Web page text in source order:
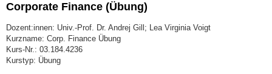
Corporate Finance (Übung)
Dozent:innen: Univ.-Prof. Dr. Andrej Gill; Lea Virginia Voigt
Kurzname: Corp. Finance Übung
Kurs-Nr.: 03.184.4236
Kurstyp: Übung